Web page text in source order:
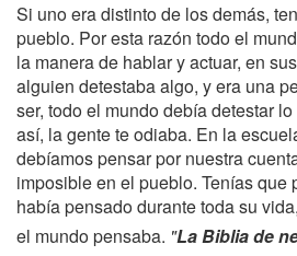
Si uno era distinto de los demás,
pueblo. Por esta razón todo el
la manera de hablar y actuar, en
alguien detestaba algo, y era una
ser, todo el mundo debía detestar
así, la gente te odiaba. En la
debíamos pensar por nuestra
imposible en el pueblo. Tenías que
había pensado durante toda su
el mundo pensaba. "La Biblia de